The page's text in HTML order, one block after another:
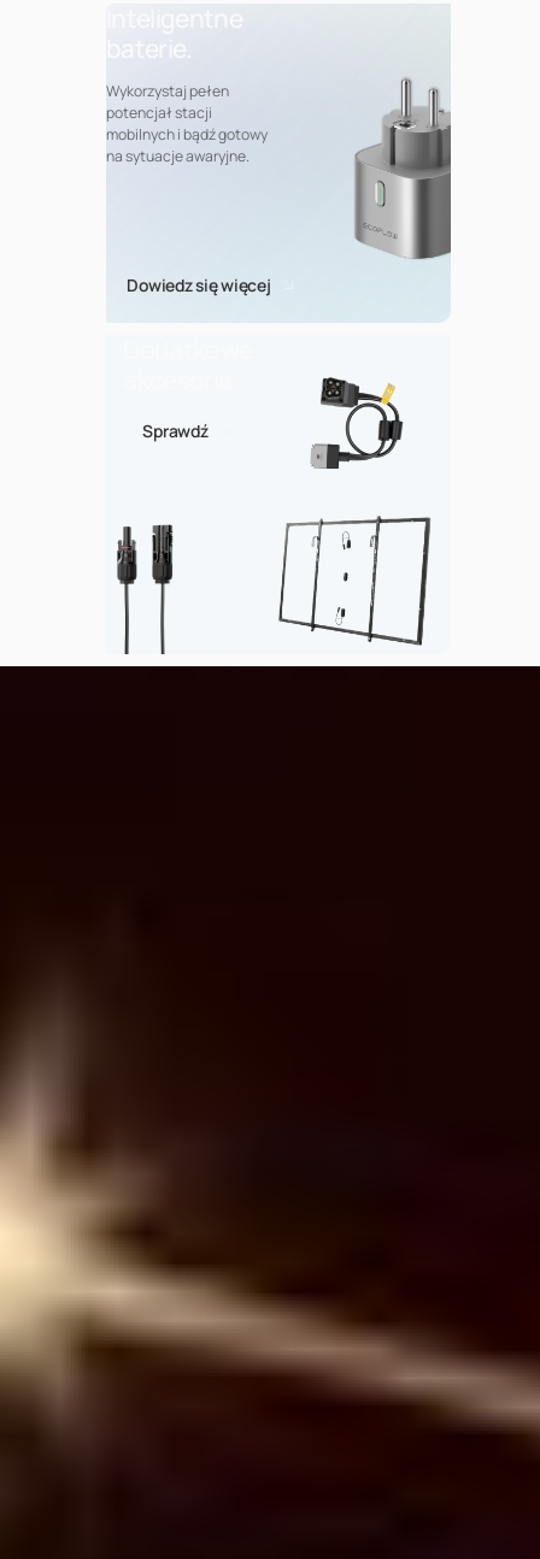
Inteligentne
baterie.
Wykorzystaj pełen
potencjał stacji
mobilnych i bądź gotowy
na sytuacje awaryjne.
Dowiedz się więcej
Sprawdź
Dowiedz się więcej o
produktach EcoFlow